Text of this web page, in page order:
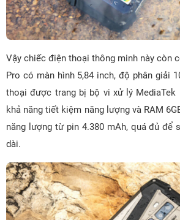
Vậy chiếc điện thoại thông minh này còn
Pro có màn hình 5,84 inch, độ phân giải
thoại được trang bị bộ vi xử lý
khả năng tiết kiệm năng lượng và RAM
năng lượng từ pin 4.380 mAh, quá đủ để
dài.